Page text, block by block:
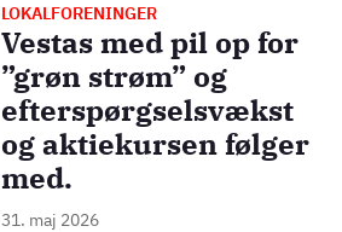
LOKALFORENINGER
Vestas med pil op for
”grøn strøm” og
efterspørgselsvækst
og aktiekursen følger
med.
31. maj 2026